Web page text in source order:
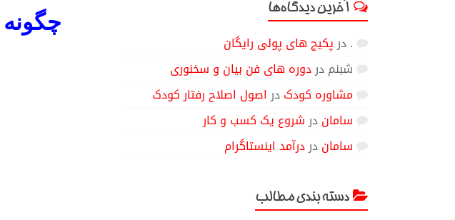
چگونه
آخرین دیدگاه‌ها
.درپکیج های پولی رایگان
شبنمدردوره های فن بیان و سخنوری
مشاوره کودکدراصول اصلاح رفتار کودک
ساماندرشروع یک کسب و کار
ساماندردرآمد اینستاگرام
دسته بندی مطالب